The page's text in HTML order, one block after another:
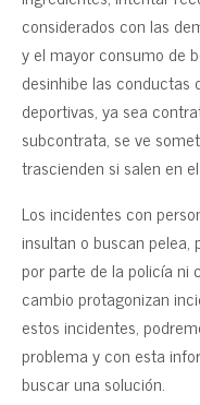
considerados con las
y el mayor consumo de
desinhibe las conductas
deportivas, ya sea
subcontrata, se ve
trascienden si salen en
Los incidentes con
insultan o buscan pelea,
por parte de la policía ni
cambio protagonizan
estos incidentes,
problema y con esta
buscar una solución.